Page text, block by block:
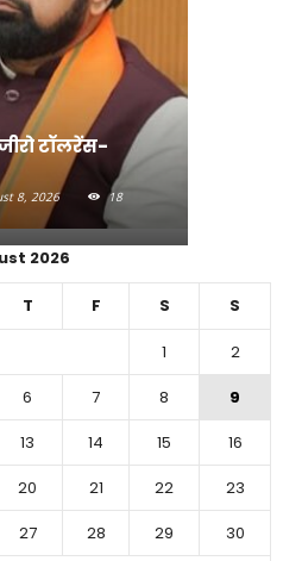
को गांव- गांव तक
7, 2026
29
2026
T F S S
1
2
6 7 8
9
13 14 15
16
20 21 22
23
27 28 29
30